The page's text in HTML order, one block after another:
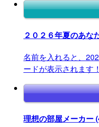
２０２６年夏のあな
名前を入れると、
ードが表示されます！
理想の部屋メーカー